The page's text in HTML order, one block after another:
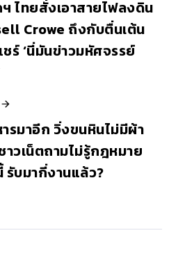
ไทยสั่งเอาสายไฟลงดิน
Crowe ถึงกับตื่นเต้น
ร์ ‘นี่มันข่าวมหัศจรรย์
รมาอีก วิ่งขนหินไม่มีผ้า
าวเน็ตถามไม่รู้กฎหมาย
รับมากี่งานแล้ว?